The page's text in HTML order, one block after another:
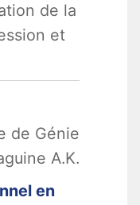
de la
et
de Génie
A.K.
en